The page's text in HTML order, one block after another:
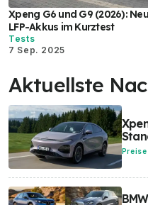
Xpeng G6 und G9 (2026):
LFP-Akkus im Kurztest
Tests
7 Sep. 2025
Aktuellste
Preise